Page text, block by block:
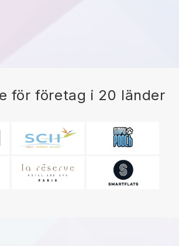
för företag i 20 länder